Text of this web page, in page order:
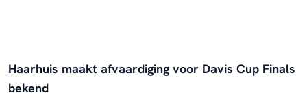
Haarhuis maakt afvaardiging voor Davis Cup Finals
bekend